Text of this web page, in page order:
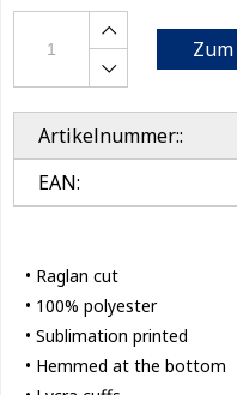
Artikelnummer::
EAN:
• Raglan cut
• 100% polyester
• Sublimation printed
• Hemmed at the bottom